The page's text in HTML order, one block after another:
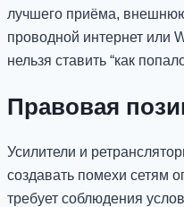
лучшего приёма,
проводной интернет или
нельзя ставить “как
Правовая
Усилители и
создавать помехи сетям
требует соблюдения